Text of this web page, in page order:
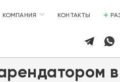
КОМПАНИЯ КОНТАКТЫ